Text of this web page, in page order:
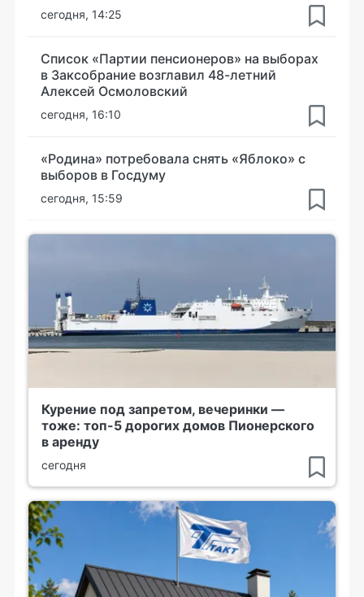
сегодня, 14:25
Список «Партии пенсионеров» на выборах
в Заксобрание возглавил 48-летний
Алексей Осмоловский
сегодня, 16:10
«Родина» потребовала снять «Яблоко» с
выборов в Госдуму
сегодня, 15:59
Курение под запретом, вечеринки —
тоже: топ-5 дорогих домов Пионерского
в аренду
сегодня